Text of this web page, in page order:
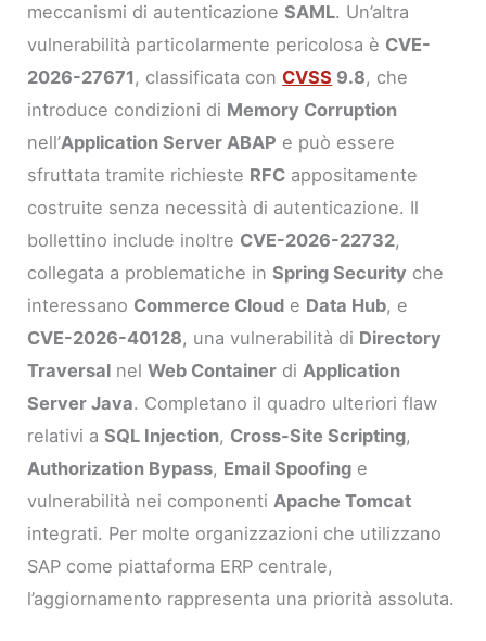
meccanismi di autenticazioneSAML. Un’altra
vulnerabilità particolarmente pericolosa è CVE-
2026-27671, classificata conCVSS 9.8, che
introduce condizioni di Memory Corruption
nell’Application Server ABAP e può essere
sfruttata tramite richieste RFC appositamente
costruite senza necessità di autenticazione. Il
bollettino include inoltre CVE-2026-22732,
collegata a problematiche inSpring Security che
interessano Commerce Cloud e Data Hub, e
CVE-2026-40128, una vulnerabilità di Directory
Traversal nelWeb Container diApplication
Server Java. Completano il quadro ulteriori flaw
relativi aSQL Injection, Cross-Site Scripting,
Authorization Bypass, Email Spoofing e
vulnerabilità nei componentiApache Tomcat
integrati. Per molte organizzazioni che utilizzano
SAP come piattaforma ERP centrale,
l’aggiornamento rappresenta una priorità assoluta.